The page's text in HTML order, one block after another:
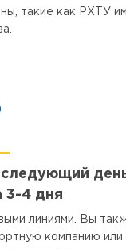
такие как РХТУ им
3-4 дня
линиями. Вы
компанию или